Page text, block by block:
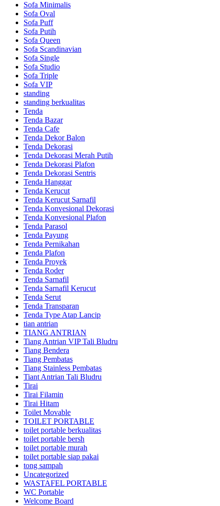
Sofa Minimalis
Sofa Oval
Sofa Puff
Sofa Putih
Sofa Queen
Sofa Scandinavian
Sofa Single
Sofa Studio
Sofa Triple
Sofa VIP
standing
standing berkualitas
Tenda
Tenda Bazar
Tenda Cafe
Tenda Dekor Balon
Tenda Dekorasi
Tenda Dekorasi Merah Putih
Tenda Dekorasi Plafon
Tenda Dekorasi Sentris
Tenda Hanggar
Tenda Kerucut
Tenda Kerucut Sarnafil
Tenda Konvesional Dekorasi
Tenda Konvesional Plafon
Tenda Parasol
Tenda Payung
Tenda Pernikahan
Tenda Plafon
Tenda Proyek
Tenda Roder
Tenda Sarnafil
Tenda Sarnafil Kerucut
Tenda Serut
Tenda Transparan
Tenda Type Atap Lancip
tian antrian
TIANG ANTRIAN
Tiang Antrian VIP Tali Bludru
Tiang Bendera
Tiang Pembatas
Tiang Stainless Pembatas
Tiant Antrian Tali Bludru
Tirai
Tirai Filamin
Tirai Hitam
Toilet Movable
TOILET PORTABLE
toilet portable berkualitas
toilet portable bersh
toilet portable murah
toilet portable siap pakai
tong sampah
Uncategorized
WASTAFEL PORTABLE
WC Portable
Welcome Board